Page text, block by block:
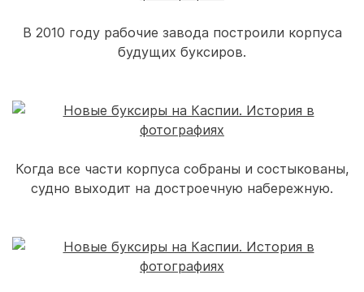
В 2010 году рабочие завода построили корпуса
будущих буксиров.
Когда все части корпуса собраны и состыкованы,
судно выходит на достроечную набережную.